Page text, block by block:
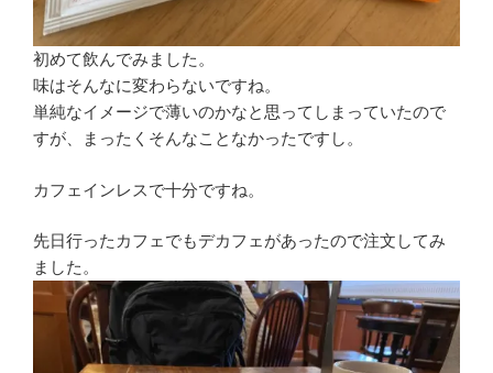
初めて飲んでみました。
味はそんなに変わらないですね。
単純なイメージで薄いのかなと思ってしまっていたので
すが、まったくそんなことなかったですし。
カフェインレスで十分ですね。
先日行ったカフェでもデカフェがあったので注文してみ
ました。